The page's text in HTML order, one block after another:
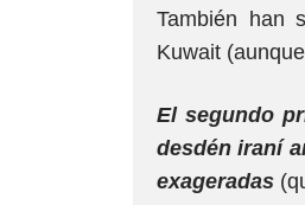
También han
Kuwait
El segundo
desdén iraní
exageradas